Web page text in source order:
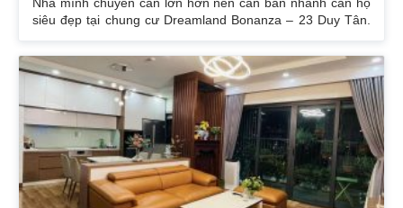
siêu đẹp tại chung cư Dreamland Bonanza – 23 Duy Tân.
hợp lý các phòng đều tràn ngập ánh sáng tự nhiên. Hướng
cửa Bắc. Ban công Tây. Tầng cao view bát ngát thoáng
mát. Nhà nguyên Bản CĐT. Giá bán: 5 tỷ có thương lượng
đẹp. Liên hệ : 0832133366